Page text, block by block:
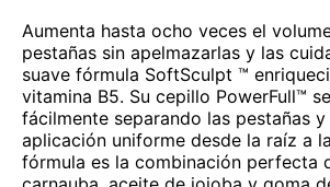
Aumenta hasta ocho veces el
pestañas sin apelmazarlas y las
suave fórmula SoftSculpt ™
vitamina B5. Su cepillo PowerFull™
fácilmente separando las pestañas
aplicación uniforme desde la raíz a
fórmula es la combinación perfecta